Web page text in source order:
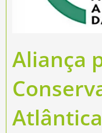
Aliança
Atlântica